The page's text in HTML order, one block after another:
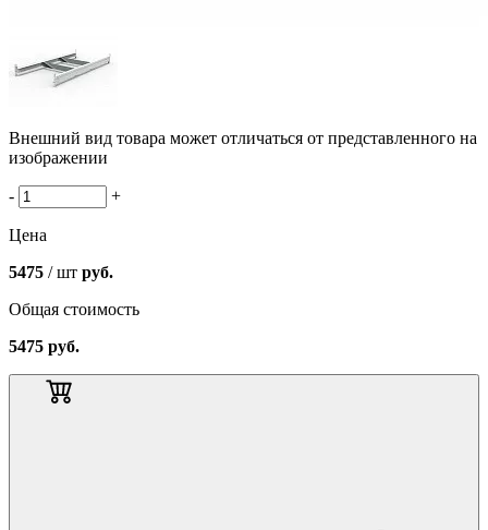
Внешний вид товара может отличаться от представленного на
изображении
- +
Цена
5475 / шт руб.
Общая стоимость
5475 руб.